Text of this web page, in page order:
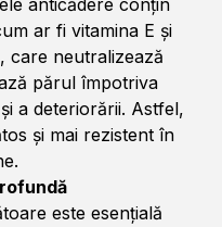
anticădere conțin
ar fi vitamina E și
care neutralizează
părul împotriva
a deteriorării. Astfel,
și mai rezistent în
este esențială